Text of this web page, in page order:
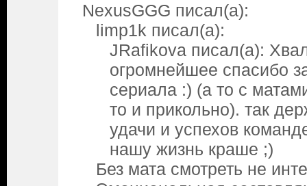
NexusGGG писал(а):
limp1k писал(а):
JRafikova писал(а):
огромнейшее спасибо
сериала :) (а то с
то и прикольно). так
удачи и успехов
нашу жизнь краше ;)
Без мата смотреть не